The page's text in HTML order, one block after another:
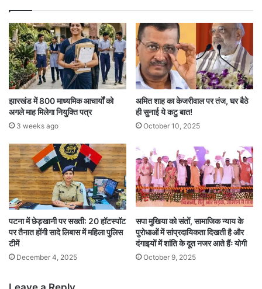
झारखंड में 800 माध्यमिक आचार्यों को
अगले माह मिलेगा नियुक्ति पत्र
3 weeks ago
अमित शाह का केजरीवाल पर तंज, घर बैठे
ही सुनाई ये कटु बात!
October 10, 2025
पटना में छेड़खानी पर सख्ती: 20 हॉटस्पॉट
पर तैनात होंगी सादे लिबास में महिला पुलिस
टीमें
December 4, 2025
सपा मुखिया को संतों, सामाजिक न्याय के
पुरोधाओं में सांप्रदायिकता दिखती है और
दंगाइयों में शांति के दूत नजर आते हैंः योगी
October 9, 2025